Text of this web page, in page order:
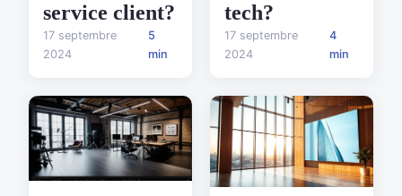
service client?
17 septembre
2024
5
min
tech?
17 septembre
2024
4
min